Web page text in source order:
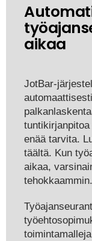
aikaa
JotBar-
enää tarvita.
täältä. Kun
aikaa,
tehokkaammin.